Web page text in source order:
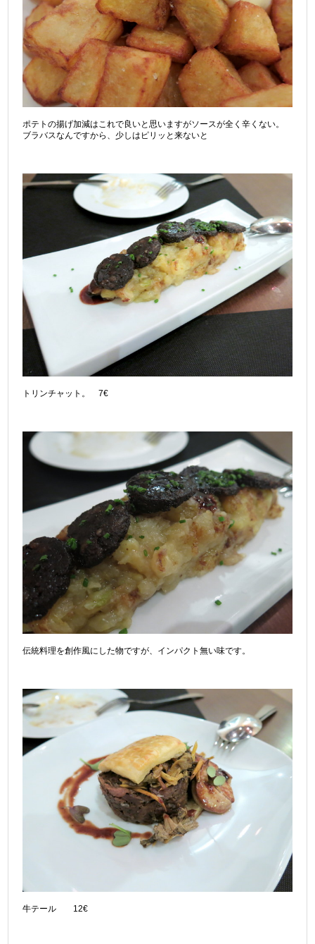
ポテトの揚げ加減はこれで良いと思いますがソースが全く辛くない。
ブラバスなんですから、少しはピリッと来ないと
トリンチャット。 7€
伝統料理を創作風にした物ですが、インパクト無い味です。
牛テール 12€